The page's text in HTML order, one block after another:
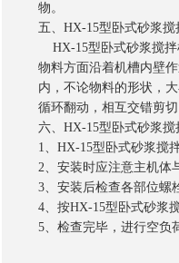
物。
五、 HX-15型卧式砂浆
HX-15型卧式砂浆搅
物料方面沿着机槽内壁
内，不论物料的形状，
循环翻动，相互交错剪
六、 HX-15型卧式砂浆
1、 HX-15型卧式砂浆搅
2、安装时应注意主机体
3、安装后检查各部位螺
4、按HX-15型卧式砂浆
5、检查完毕，进行空负